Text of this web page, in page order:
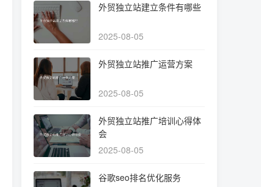
外贸独立站建立条件有哪些
2025-08-05
外贸独立站推广运营方案
2025-08-05
外贸独立站推广培训心得体
会
2025-08-05
谷歌seo排名优化服务